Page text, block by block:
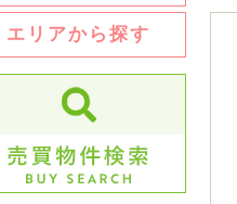
エリアから探す